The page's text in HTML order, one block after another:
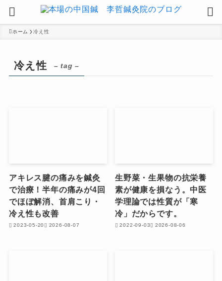
ホーム 冷え性
冷え性 – tag –
アキレス腱の痛みを鍼灸
で治療！半年の痛みが4回
でほぼ解消、首肩こり・
冷え性も改善
2023-05-20 2026-08-07
生野菜・生果物の抗栄養
素が健康を損なう。中医
学理論では性質が「寒
冷」だからです。
2022-09-03 2026-08-06